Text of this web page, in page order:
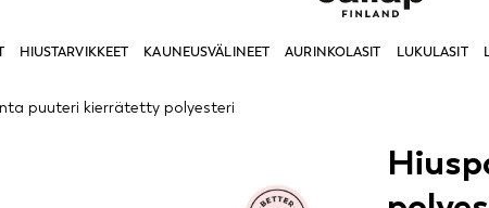
HIUSTARVIKKEET KAUNEUSVÄLINEET AURINKOLASIT LUKULASIT
puuteri kierrätetty polyesteri